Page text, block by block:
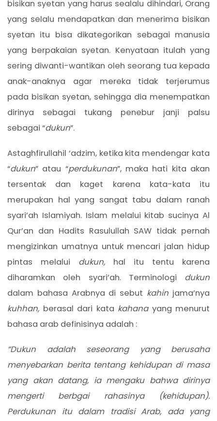
bisikan syetan yang harus sealalu dihindari, Orang
yang selalu mendapatkan dan menerima bisikan
syetan itu bisa dikategorikan sebagai manusia
yang berpakaian syetan. Kenyataan itulah yang
sering diwanti-wantikan oleh seorang tua kepada
anak-anaknya agar mereka tidak terjerumus
pada bisikan syetan, sehingga dia menempatkan
dirinya sebagai tukang penebur janji palsu
sebagai “dukun”.
Astaghfirullahil ‘adzim, ketika kita mendengar kata
“dukun” atau “perdukunan”, maka hati kita akan
tersentak dan kaget karena kata-kata itu
merupakan hal yang sangat tabu dalam ranah
syari’ah Islamiyah. Islam melalui kitab sucinya Al
Qur’an dan Hadits Rasulullah SAW tidak pernah
mengizinkan umatnya untuk mencari jalan hidup
pintas melalui dukun, hal itu tentu karena
diharamkan oleh syari’ah. Terminologi dukun
dalam bahasa Arabnya di sebut kahin jama’nya
kuhhan, berasal dari kata kahana yang menurut
bahasa arab definisinya adalah :
“Dukun adalah seseorang yang berusaha
menyebarkan berita tentang kehidupan di masa
yang akan datang, ia mengaku bahwa dirinya
mengerti berbgai rahasinya (kehidupan).
Perdukunan itu dalam tradisi Arab, ada yang